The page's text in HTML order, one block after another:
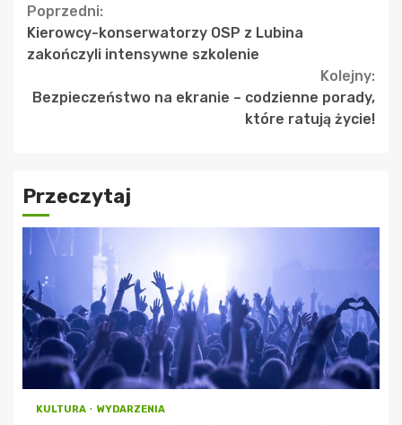
Continue
Reading
Poprzedni:
Kierowcy-konserwatorzy OSP z Lubina
zakończyli intensywne szkolenie
Kolejny:
Bezpieczeństwo na ekranie – codzienne porady,
które ratują życie!
Przeczytaj
KULTURA WYDARZENIA